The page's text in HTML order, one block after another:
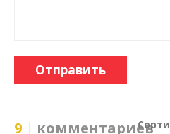
Отправить
9 комментариев